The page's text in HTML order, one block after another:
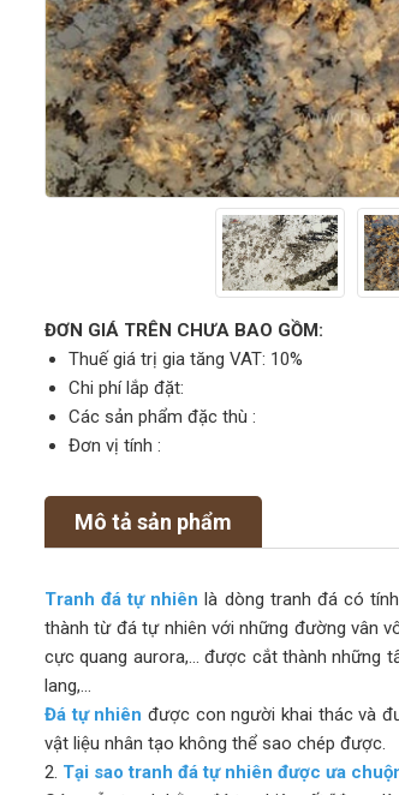
ĐƠN GIÁ TRÊN CHƯA BAO GỒM:
Thuế giá trị gia tăng VAT: 10%
Chi phí lắp đặt:
Các sản phẩm đặc thù :
Đơn vị tính :
Mô tả sản phẩm
Tranh đá tự nhiên là dòng tranh đá có
thành từ đá tự nhiên với những đường vân
cực quang aurora,… được cắt thành những
lang,…
Đá tự nhiên được con người khai thác và
vật liệu nhân tạo không thể sao chép được.
2. Tại sao tranh đá tự nhiên được ưa